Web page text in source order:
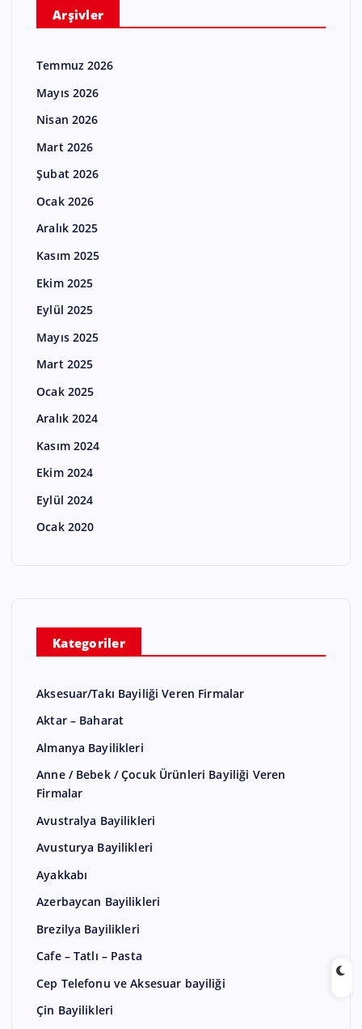
Arşivler
Temmuz 2026
Mayıs 2026
Nisan 2026
Mart 2026
Şubat 2026
Ocak 2026
Aralık 2025
Kasım 2025
Ekim 2025
Eylül 2025
Mayıs 2025
Mart 2025
Ocak 2025
Aralık 2024
Kasım 2024
Ekim 2024
Eylül 2024
Ocak 2020
Kategoriler
Aksesuar/Takı Bayiliği Veren Firmalar
Aktar – Baharat
Almanya Bayilikleri
Anne / Bebek / Çocuk Ürünleri Bayiliği Veren
Firmalar
Avustralya Bayilikleri
Avusturya Bayilikleri
Ayakkabı
Azerbaycan Bayilikleri
Brezilya Bayilikleri
Cafe – Tatlı – Pasta
Cep Telefonu ve Aksesuar bayiliği
Çin Bayilikleri